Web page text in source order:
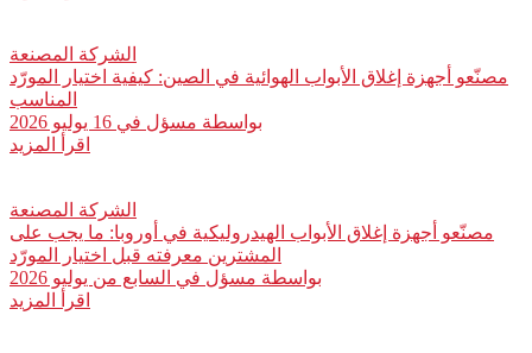
الشركة المصنعة
مصنّعو أجهزة إغلاق الأبواب الهوائية في الصين: كيفية اختيار المورّد
المناسب
بواسطة مسؤل في 16 يوليو 2026
اقرأ المزيد
الشركة المصنعة
مصنّعو أجهزة إغلاق الأبواب الهيدروليكية في أوروبا: ما يجب على
المشترين معرفته قبل اختيار المورّد
بواسطة مسؤل في السابع من يوليو 2026
اقرأ المزيد